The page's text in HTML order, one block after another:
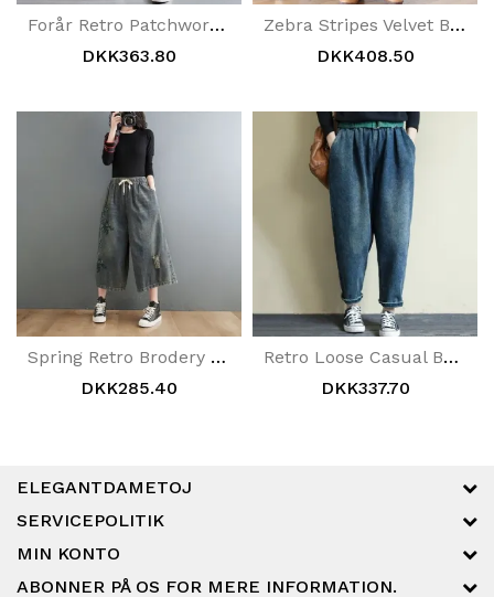
Forår Retro Patchwork Bomuld Dame Casual Jeans
DKK363.80
Zebra Stripes Velvet Bukser
DKK408.50
Spring Retro Brodery Floral Ripped Loose Jeans
DKK285.40
Retro Loose Casual Bæltevaskede Velvet Jeans
DKK337.70
ELEGANTDAMETOJ
SERVICEPOLITIK
MIN KONTO
ABONNER PÅ OS FOR MERE INFORMATION.